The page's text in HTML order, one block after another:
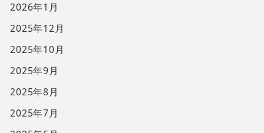
2026年1月
2025年12月
2025年10月
2025年9月
2025年8月
2025年7月